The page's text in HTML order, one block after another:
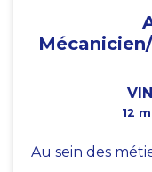
12
Au sein des